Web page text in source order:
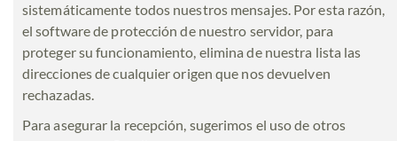
sistemáticamente todos nuestros mensajes. Por esta razón,
el software de protección de nuestro servidor, para
proteger su funcionamiento, elimina de nuestra lista las
direcciones de cualquier origen que nos devuelven
rechazadas.
Para asegurar la recepción, sugerimos el uso de otros